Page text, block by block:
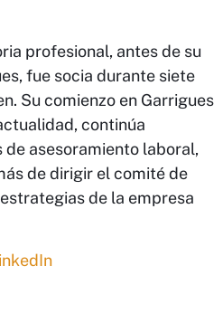
profesional, antes de su
fue socia durante siete
Su comienzo en Garrigues
continúa
asesoramiento laboral,
de dirigir el comité de
de la empresa